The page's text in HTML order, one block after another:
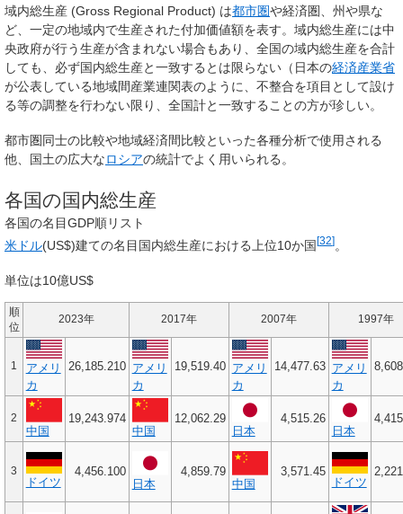
域内総生産 (Gross Regional Product) は都市圏や経済圏、州や県な
ど、一定の地域内で生産された付加価値額を表す。域内総生産には中
央政府が行う生産が含まれない場合もあり、全国の域内総生産を合計
しても、必ず国内総生産と一致するとは限らない（日本の経済産業省
が公表している地域間産業連関表のように、不整合を項目として設け
る等の調整を行わない限り、全国計と一致することの方が珍しい。
都市圏同士の比較や地域経済間比較といった各種分析で使用される
他、国土の広大なロシアの統計でよく用いられる。
各国の国内総生産
各国の名目GDP順リスト
米ドル(US$)建ての名目国内総生産における上位10か国[32]。
単位は10億US$
順
位
2023年 2017年 2007年 1997年
1
アメリ
カ
26,185.210 アメリ
カ
19,519.40 アメリ
カ
14,477.63 アメリ
カ
2
中国
19,243.974
中国
12,062.29
日本
4,515.26
日本
3
ドイツ
4,456.100
日本
4,859.79
中国
3,571.45
ドイツ